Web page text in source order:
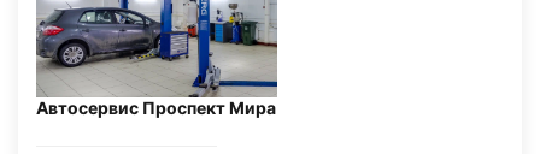
Автосервис Проспект Мира